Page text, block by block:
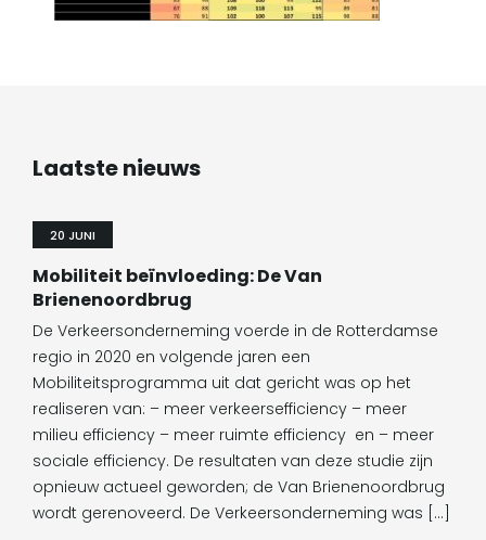
Laatste nieuws
20 JUNI
Mobiliteit beïnvloeding: De Van
Brienenoordbrug
De Verkeersonderneming voerde in de Rotterdamse
regio in 2020 en volgende jaren een
Mobiliteitsprogramma uit dat gericht was op het
realiseren van: – meer verkeersefficiency – meer
milieu efficiency – meer ruimte efficiency en – meer
sociale efficiency. De resultaten van deze studie zijn
opnieuw actueel geworden; de Van Brienenoordbrug
wordt gerenoveerd. De Verkeersonderneming was […]